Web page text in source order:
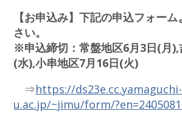
【お申込み】下記の申込フォー
さい。
※申込締切：常盤地区6月3日(月),
(水),小串地区7月16日(火)
⇒https://ds23e.cc.yamaguchi-
u.ac.jp/~jimu/form/